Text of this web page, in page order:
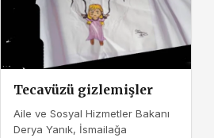
Tecavüzü gizlemişler
Aile ve Sosyal Hizmetler Bakanı
Derya Yanık, İsmailağa